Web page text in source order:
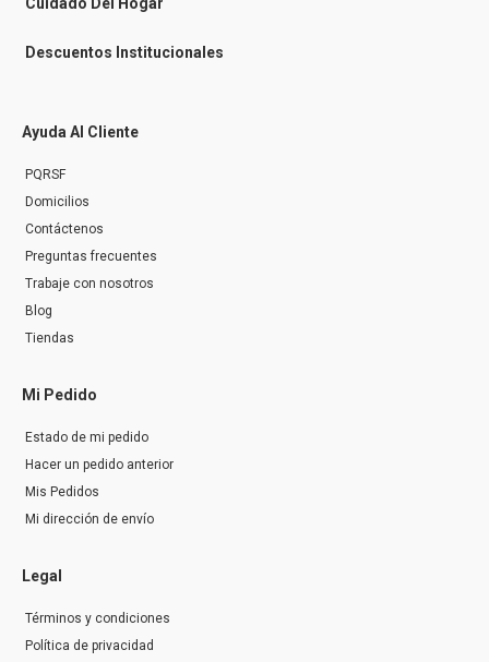
Cuidado Del Hogar
Descuentos Institucionales
Ayuda Al Cliente
PQRSF
Domicilios
Contáctenos
Preguntas frecuentes
Trabaje con nosotros
Blog
Tiendas
Mi Pedido
Estado de mi pedido
Hacer un pedido anterior
Mis Pedidos
Mi dirección de envío
Legal
Términos y condiciones
Política de privacidad